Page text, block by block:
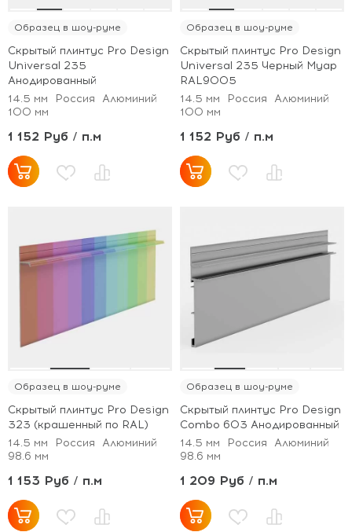
Образец в шоу-руме
Скрытый плинтус Pro Design
Universal 235
Анодированный
14.5 мм
Россия Алюминий
100 мм
1 152 Руб / п.м
Образец в шоу-руме
Скрытый плинтус Pro Design
Universal 235 Черный Муар
RAL9005
14.5 мм
Россия Алюминий
100 мм
1 152 Руб / п.м
Образец в шоу-руме
Скрытый плинтус Pro Design
323 (крашенный по RAL)
14.5 мм
Россия Алюминий
98.6 мм
1 153 Руб / п.м
Образец в шоу-руме
Скрытый плинтус Pro Design
Combo 603 Анодированный
14.5 мм
Россия Алюминий
98.6 мм
1 209 Руб / п.м